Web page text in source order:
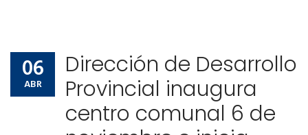
06
ABR
Dirección de Desarrollo
Provincial inaugura
centro comunal 6 de